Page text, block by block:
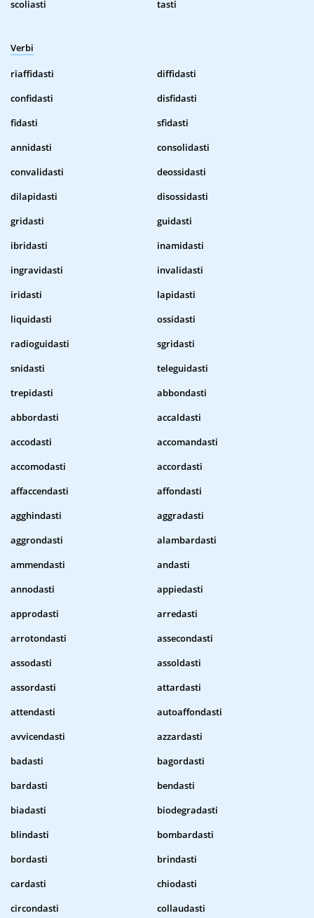
scoliasti
tasti
Verbi
riaffidasti
diffidasti
confidasti
disfidasti
fidasti
sfidasti
annidasti
consolidasti
convalidasti
deossidasti
dilapidasti
disossidasti
gridasti
guidasti
ibridasti
inamidasti
ingravidasti
invalidasti
iridasti
lapidasti
liquidasti
ossidasti
radioguidasti
sgridasti
snidasti
teleguidasti
trepidasti
abbondasti
abbordasti
accaldasti
accodasti
accomandasti
accomodasti
accordasti
affaccendasti
affondasti
agghindasti
aggradasti
aggrondasti
alambardasti
ammendasti
andasti
annodasti
appiedasti
approdasti
arredasti
arrotondasti
assecondasti
assodasti
assoldasti
assordasti
attardasti
attendasti
autoaffondasti
avvicendasti
azzardasti
badasti
bagordasti
bardasti
bendasti
biadasti
biodegradasti
blindasti
bombardasti
bordasti
brindasti
cardasti
chiodasti
circondasti
collaudasti